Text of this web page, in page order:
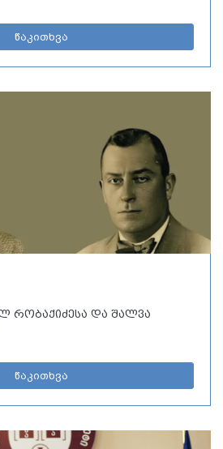
წაკითხვა
რობაქიძესა და შალვა
წაკითხვა